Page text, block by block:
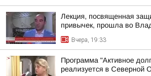
Лекция, посвященная
привычек, прошла во
Вчера, 19:33
Программа "Активное
реализуется в Северной